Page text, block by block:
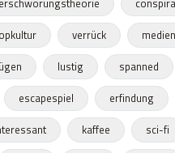
verrück medien
lustig spanned
escapespiel
erfindung
kaffee sci-fi